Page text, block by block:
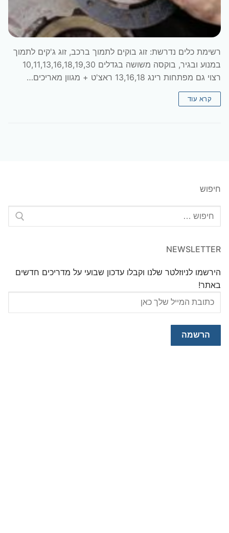
רשימת כלים נדרשת: זוג בוקים לתמוך ברכב, זוג ג'קים לתמוך
במנוע ובגיר, בוקסה משושה בגדלים 10,11,13,16,18,19,30
רצוי גם מפתחות רינג 13,16,18 ראצ'ט + מגוון מאריכים…
קרא עוד
חיפוש
NEWSLETTER
הירשמו לניוזלטר שלנו וקבלו עדכון שבועי על מדריכים חדשים
באתר!